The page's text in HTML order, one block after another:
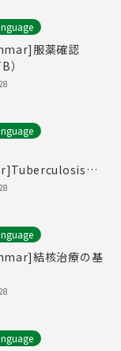
服薬確認
）
結核治療の基